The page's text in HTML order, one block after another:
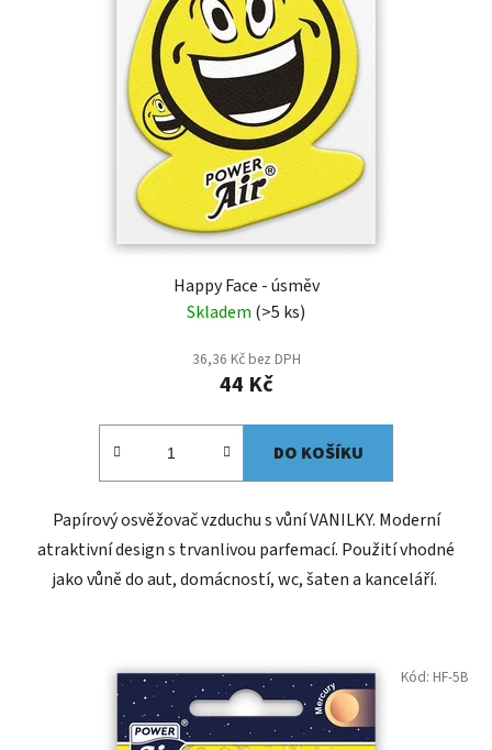
Happy Face - úsměv
Skladem (>5 ks)
36,36 Kč bez DPH
44 Kč
DO KOŠÍKU
Papírový osvěžovač vzduchu s vůní VANILKY. Moderní
atraktivní design s trvanlivou parfemací. Použití vhodné
jako vůně do aut, domácností, wc, šaten a kanceláří.
Kód: HF-5B